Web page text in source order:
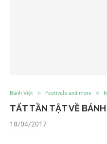
Bánh Việt Festivals and more
TẤT TẦN TẬT VỀ
18/04/2017